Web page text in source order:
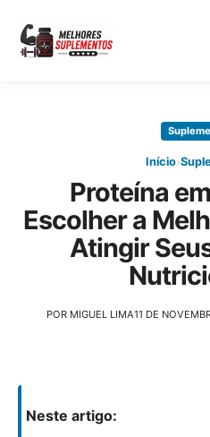
Início›
Proteína
Escolher a
Atingir
POR MIGUEL LIMA11 DE
Neste artigo: